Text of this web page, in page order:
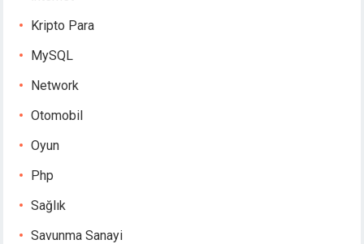
Kripto Para
MySQL
Network
Otomobil
Oyun
Php
Sağlık
Savunma Sanayi